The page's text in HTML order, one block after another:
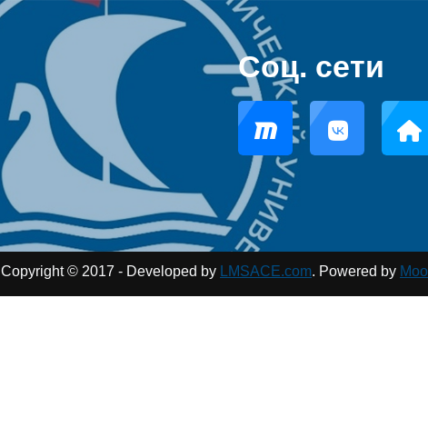
Соц. сети
Copyright © 2017 - Developed by LMSACE.com. Powered by